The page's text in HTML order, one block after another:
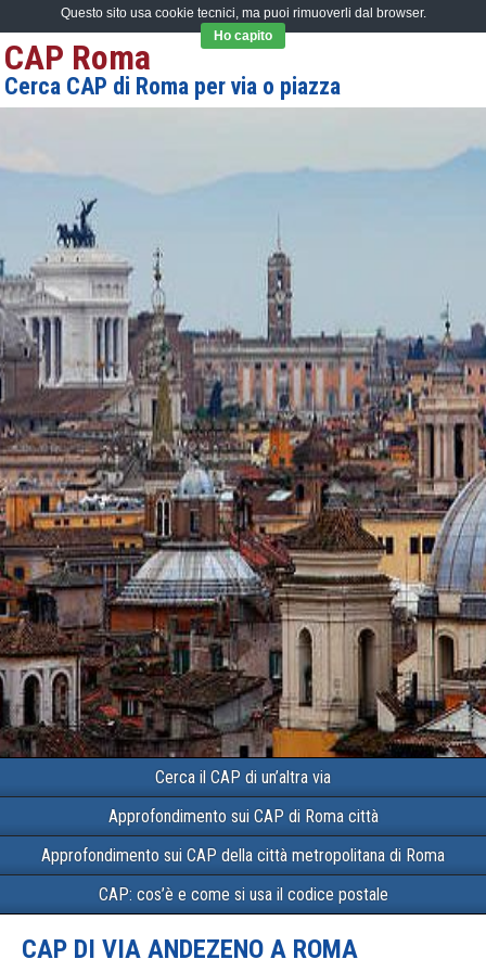
CAP Roma
Cerca CAP di Roma per via o piazza
Cerca il CAP di un’altra via
Approfondimento sui CAP di Roma città
Approfondimento sui CAP della città metropolitana di Roma
CAP: cos’è e come si usa il codice postale
CAP DI VIA ANDEZENO A ROMA
Questo sito usa cookie tecnici, ma puoi rimuoverli dal browser.
Ho capito